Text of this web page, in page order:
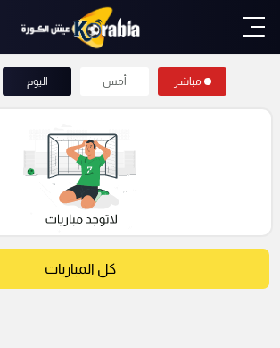
مباشر أمس اليوم
كل المباريات